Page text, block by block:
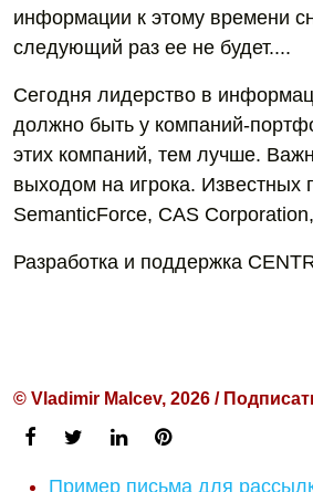
информации к этому времени
следующий раз ее не будет....
Сегодня лидерство в
должно быть у компаний-
этих компаний, тем лучше.
выходом на игрока. Известных
SemanticForce, CAS
Разработка и поддержка
© Vladimir Malcev, 2026 /
Пример письма для